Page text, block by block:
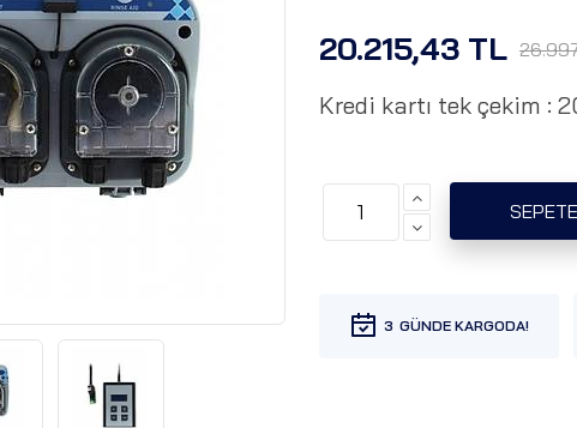
20.215,43 TL
Kredi kartı tek çekim :
3